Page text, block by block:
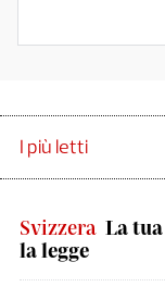
I più letti
Svizzera La
la legge